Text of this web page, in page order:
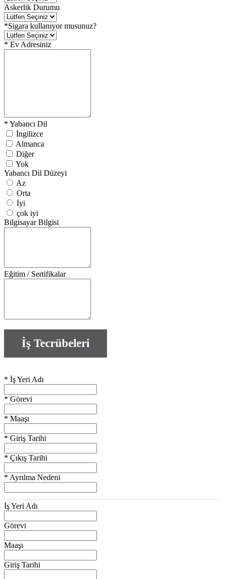
Askerlik Durumu
*Sigara kullanıyor musunuz?
* Ev Adresiniz
* Yabancı Dil
İngilizce
Almanca
Diğer
Yok
Yabancı Dil Düzeyi
Az
Orta
İyi
çok iyi
Bilgisayar Bilgisi
Eğitim / Sertifikalar
İş Tecrübeleri
* İş Yeri Adı
* Görevi
* Maaşı
* Giriş Tarihi
* Çıkış Tarihi
* Ayrılma Nedeni
İş Yeri Adı
Görevi
Maaşı
Giriş Tarihi